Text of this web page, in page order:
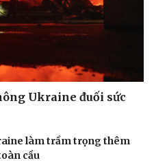
Ukraine đuối sức
làm trầm trọng thêm
cầu